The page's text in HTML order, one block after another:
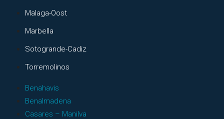
Malaga-Oost
Marbella
Sotogrande-Cadiz
Torremolinos
Benahavis
Benalmadena
Casares – Manilva